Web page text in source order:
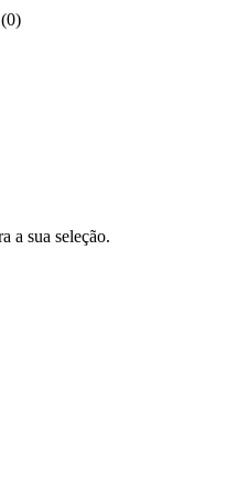
(0)
a sua seleção.